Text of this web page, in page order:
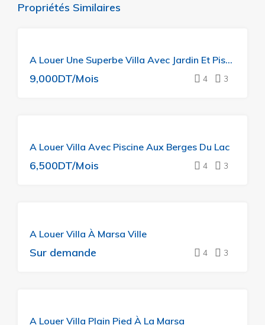
Propriétés Similaires
A Louer Une Superbe Villa Avec Jardin Et Piscine
9,000DT/Mois 4 3
LOUER
A Louer Villa Avec Piscine Aux Berges Du Lac
6,500DT/Mois 4 3
LOUER
A Louer Villa À Marsa Ville
Sur demande 4 3
LOUER
A Louer Villa Plain Pied À La Marsa